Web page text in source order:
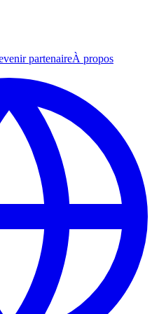
partenaireÀ propos